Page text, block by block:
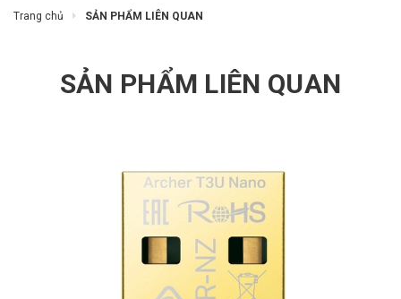
Trang chủ SẢN PHẨM LIÊN QUAN
SẢN PHẨM LIÊN QUAN